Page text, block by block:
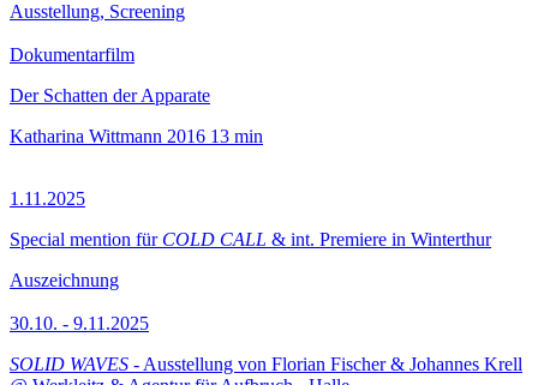
Ausstellung, Screening
Dokumentarfilm
Der Schatten der Apparate
Katharina Wittmann 2016 13 min
1.11.2025
Special mention für COLD CALL & int. Premiere in Winterthur
Auszeichnung
30.10. - 9.11.2025
SOLID WAVES - Ausstellung von Florian Fischer & Johannes Krell